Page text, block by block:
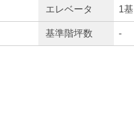
エレベータ 1基
基準階坪数 -